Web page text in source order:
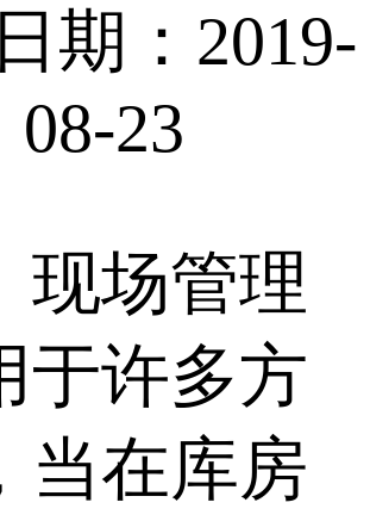
期：2019-
08-23
场管理
于许多方
当在库房